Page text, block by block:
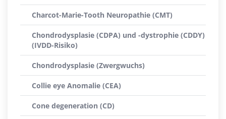
Charcot-Marie-Tooth Neuropathie (CMT)
Chondrodysplasie (CDPA) und -dystrophie (CDDY)
(IVDD-Risiko)
Chondrodysplasie (Zwergwuchs)
Collie eye Anomalie (CEA)
Cone degeneration (CD)